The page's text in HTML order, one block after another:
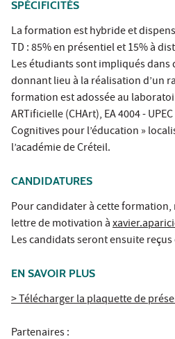
SPÉCIFICITÉS
La formation est hybride et
TD : 85% en présentiel et 15% à
Les étudiants sont impliqués dans
donnant lieu à la réalisation d’un
formation est adossée au
ARTificielle (CHArt), EA 4004 -
Cognitives pour l’éducation »
l’académie de Créteil.
CANDIDATURES
Pour candidater à cette formation,
lettre de motivation à
Les candidats seront ensuite
EN SAVOIR PLUS
> Télécharger la plaquette de
Partenaires :